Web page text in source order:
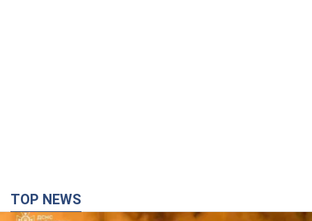
TOP NEWS